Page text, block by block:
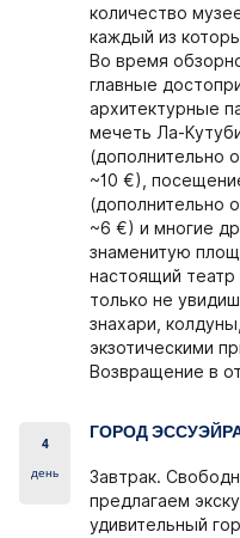
количество
каждый из
Во время
главные
архитектурные
мечеть Ла-
(дополнительно
~10 €),
(дополнительно
~6 €) и многие
знаменитую
настоящий
только не
знахари,
экзотическими
Возвращение в
4
день
ГОРОД
Завтрак.
предлагаем
удивительный